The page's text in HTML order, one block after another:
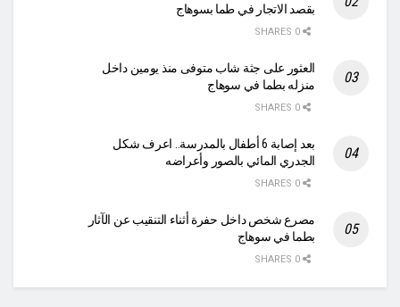
بقصد الاتجار في طما بسوهاج
العثور على جثة شاب متوفى منذ يومين داخل
منزله بطما في سوهاج
بعد إصابة 6 أطفال بالمدرسة.. اعرف شكل
الجدري المائي بالصور وأعراضه
مصرع شخص داخل حفرة أثناء التنقيب عن الآثار
بطما في سوهاج